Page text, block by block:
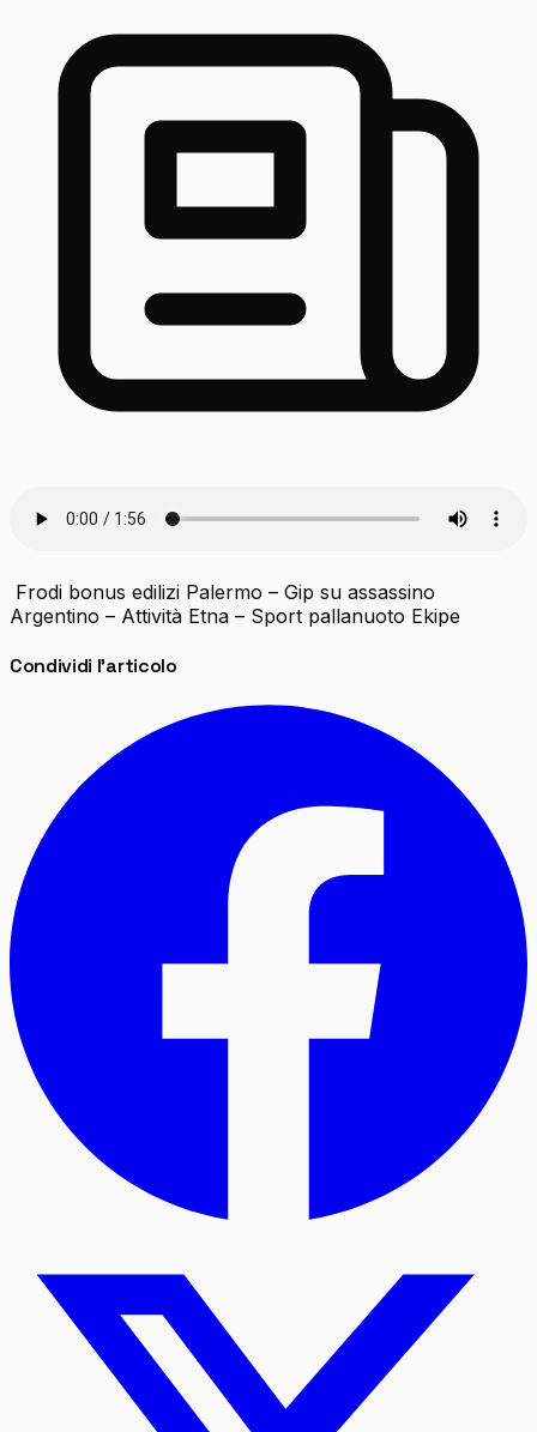
Frodi bonus edilizi Palermo – Gip su assassino
Argentino – Attività Etna – Sport pallanuoto Ekipe
Condividi l'articolo